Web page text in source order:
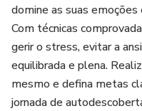
domine as suas
Com técnicas
gerir o stress, evitar a
equilibrada e plena.
mesmo e defina metas
jornada de